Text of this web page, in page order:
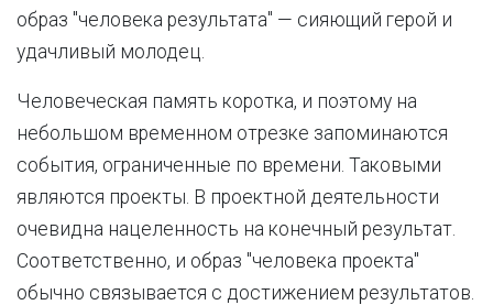
образ "человека результата" — сияющий герой и
удачливый молодец.
Человеческая память коротка, и поэтому на
небольшом временном отрезке запоминаются
события, ограниченные по времени. Таковыми
являются проекты. В проектной деятельности
очевидна нацеленность на конечный результат.
Соответственно, и образ "человека проекта"
обычно связывается с достижением результатов.